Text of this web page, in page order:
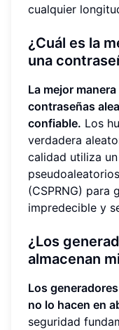
cualquier
¿Cuál es la
una
La mejor
contraseñas
confiable. Los
verdadera
calidad utiliza
(CSPRNG) para
impredecible y
¿Los
almacenan
Los
no lo hacen en
seguridad